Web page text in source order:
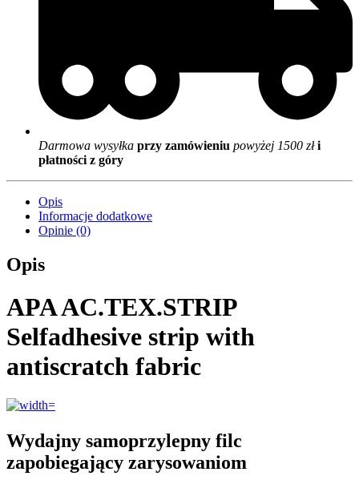
Darmowa wysyłka przy zamówieniu powyżej 1500 złi
płatności z góry
Opis
Informacje dodatkowe
Opinie (0)
Opis
APA AC.TEX.STRIP
Selfadhesive strip with
antiscratch fabric
Wydajny samoprzylepny filc
zapobiegający zarysowaniom